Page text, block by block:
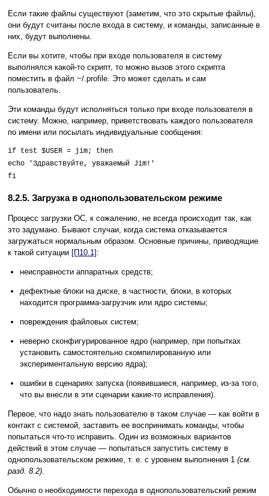
Если такие файлы существуют (заметим, что это скрытые файлы),
они будут считаны после входа в систему, и команды, записанные в
них, будут выполнены.
Если вы хотите, чтобы при входе пользователя в систему
выполнялся какой-то скрипт, то можно вызов этого скрипта
поместить в файл ~/.profile. Это может сделать и сам
пользователь.
Эти команды будут исполняться только при входе пользователя в
систему. Можно, например, приветствовать каждого пользователя
по имени или посылать индивидуальные сообщения:
if test $USER = jim; then
echo 'Здравствуйте, уважаемый Jim!'
fi
8.2.5. Загрузка в однопользовательском режиме
Процесс загрузки ОС, к сожалению, не всегда происходит так, как
это задумано. Бывают случаи, когда система отказывается
загружаться нормальным образом. Основные причины, приводящие
к такой ситуации [П10.1]:
неисправности аппаратных средств;
дефектные блоки на диске, в частности, блоки, в которых
находится программа-загрузчик или ядро системы;
повреждения файловых систем;
неверно сконфигурированное ядро (например, при попытках
установить самостоятельно скомпилированную или
экспериментальную версию ядра);
ошибки в сценариях запуска (появившиеся, например, из-за того,
что вы внесли в эти сценарии какие-то исправления).
Первое, что надо знать пользователю в таком случае — как войти в
контакт с системой, заставить ее воспринимать команды, чтобы
попытаться что-то исправить. Один из возможных вариантов
действий в этом случае — попытаться запустить систему в
однопользовательском режиме, т. е. с уровнем выполнения 1 (см.
разд. 8.2)
Обычно о необходимости перехода в однопользовательский режим